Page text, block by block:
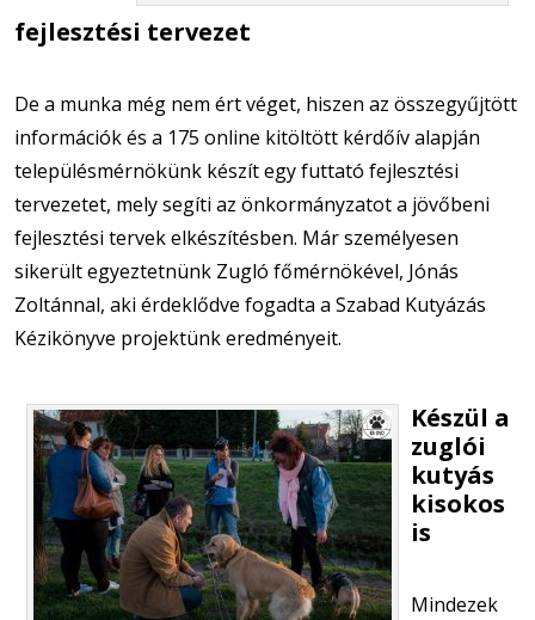
fejlesztési tervezet
De a munka még nem ért véget, hiszen az összegyűjtött
információk és a 175 online kitöltött kérdőív alapján
településmérnökünk készít egy futtató fejlesztési
tervezetet, mely segíti az önkormányzatot a jövőbeni
fejlesztési tervek elkészítésben. Már személyesen
sikerült egyeztetnünk Zugló főmérnökével, Jónás
Zoltánnal, aki érdeklődve fogadta a Szabad Kutyázás
Kézikönyve projektünk eredményeit.
Készül a
zuglói
kutyás
kisokos
is
Mindezek